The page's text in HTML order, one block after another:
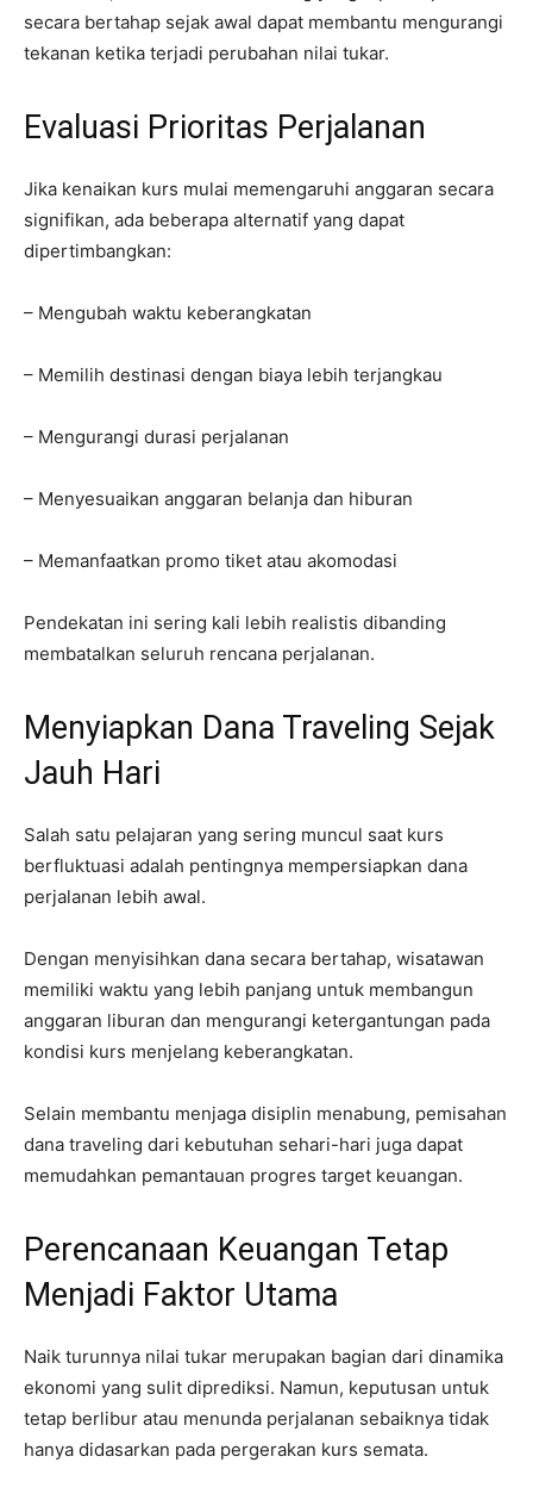
secara bertahap sejak awal dapat membantu mengurangi
tekanan ketika terjadi perubahan nilai tukar.
Evaluasi Prioritas Perjalanan
Jika kenaikan kurs mulai memengaruhi anggaran secara
signifikan, ada beberapa alternatif yang dapat
dipertimbangkan:
– Mengubah waktu keberangkatan
– Memilih destinasi dengan biaya lebih terjangkau
– Mengurangi durasi perjalanan
– Menyesuaikan anggaran belanja dan hiburan
– Memanfaatkan promo tiket atau akomodasi
Pendekatan ini sering kali lebih realistis dibanding
membatalkan seluruh rencana perjalanan.
Menyiapkan Dana Traveling Sejak
Jauh Hari
Salah satu pelajaran yang sering muncul saat kurs
berfluktuasi adalah pentingnya mempersiapkan dana
perjalanan lebih awal.
Dengan menyisihkan dana secara bertahap, wisatawan
memiliki waktu yang lebih panjang untuk membangun
anggaran liburan dan mengurangi ketergantungan pada
kondisi kurs menjelang keberangkatan.
Selain membantu menjaga disiplin menabung, pemisahan
dana traveling dari kebutuhan sehari-hari juga dapat
memudahkan pemantauan progres target keuangan.
Perencanaan Keuangan Tetap
Menjadi Faktor Utama
Naik turunnya nilai tukar merupakan bagian dari dinamika
ekonomi yang sulit diprediksi. Namun, keputusan untuk
tetap berlibur atau menunda perjalanan sebaiknya tidak
hanya didasarkan pada pergerakan kurs semata.